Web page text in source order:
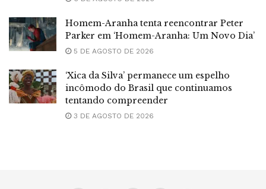
Homem-Aranha tenta reencontrar Peter
Parker em ‘Homem-Aranha: Um Novo Dia’
5 DE AGOSTO DE 2026
‘Xica da Silva’ permanece um espelho
incômodo do Brasil que continuamos
tentando compreender
3 DE AGOSTO DE 2026